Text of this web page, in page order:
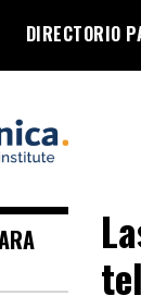
DIRECTORIO
x